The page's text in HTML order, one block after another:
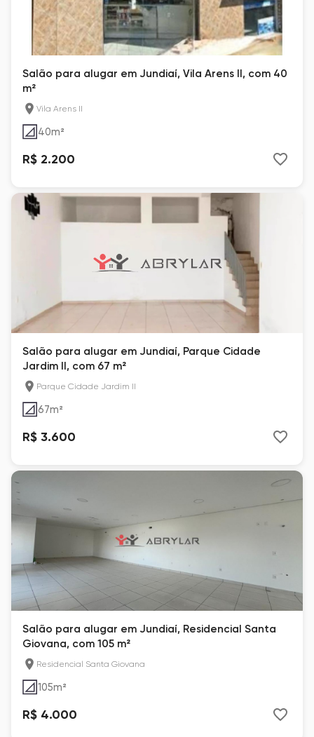
Salão para alugar em Jundiaí, Vila Arens II, com 40
m²
Vila Arens II
40m²
R$ 2.200
Salão para alugar em Jundiaí, Parque Cidade
Jardim II, com 67 m²
Parque Cidade Jardim II
67m²
R$ 3.600
Salão para alugar em Jundiaí, Residencial Santa
Giovana, com 105 m²
Residencial Santa Giovana
105m²
R$ 4.000